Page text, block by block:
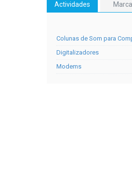
Actividades
Colunas de Som para
Digitalizadores
Modems